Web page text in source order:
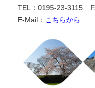
TEL：0195-23-3115
E-Mail： こちらから